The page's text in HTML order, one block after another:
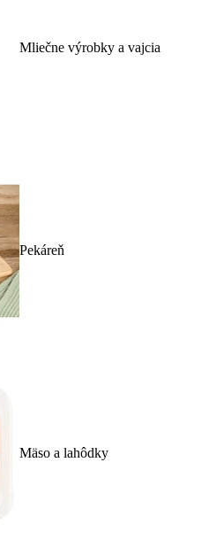
Mliečne výrobky a vajcia
Pekáreň
Mäso a lahôdky